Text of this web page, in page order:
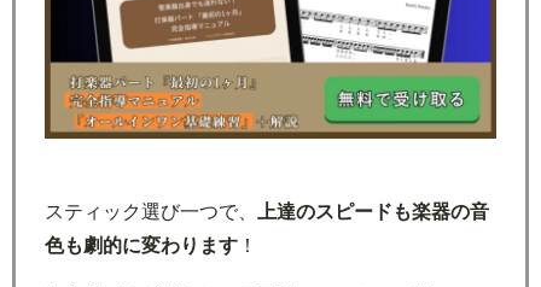
スティック選び一つで、
上達のスピードも楽器の音
色も劇的に変わります ！